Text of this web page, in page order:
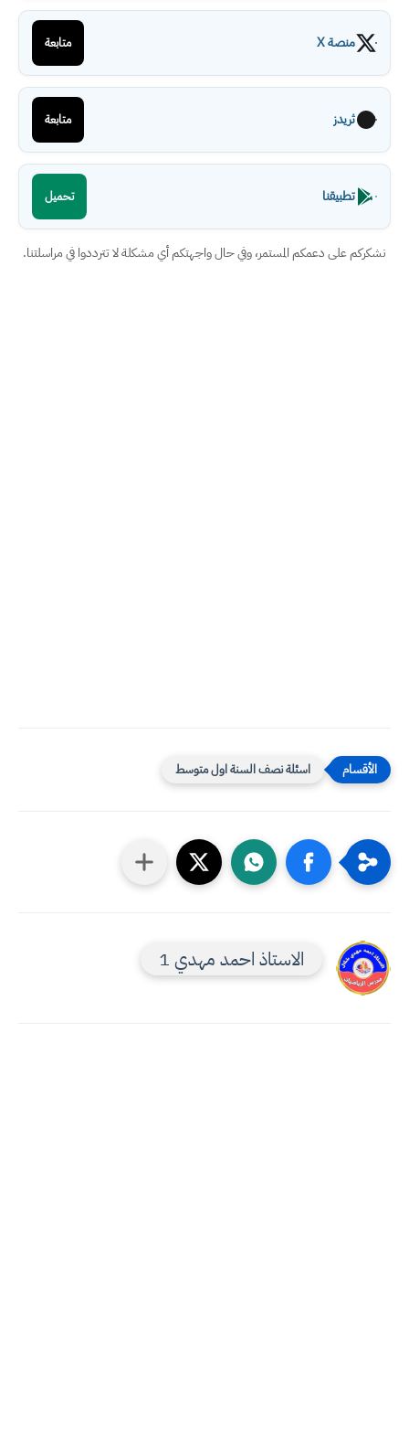
منصة X متابعة
ثريدز متابعة
تطبيقنا تحميل
نشكركم على دعمكم المستمر، وفي حال واجهتكم أي مشكلة لا تترددوا في مراسلتنا.
اسئلة نصف السنة اول متوسط
الاستاذ احمد مهدي 1